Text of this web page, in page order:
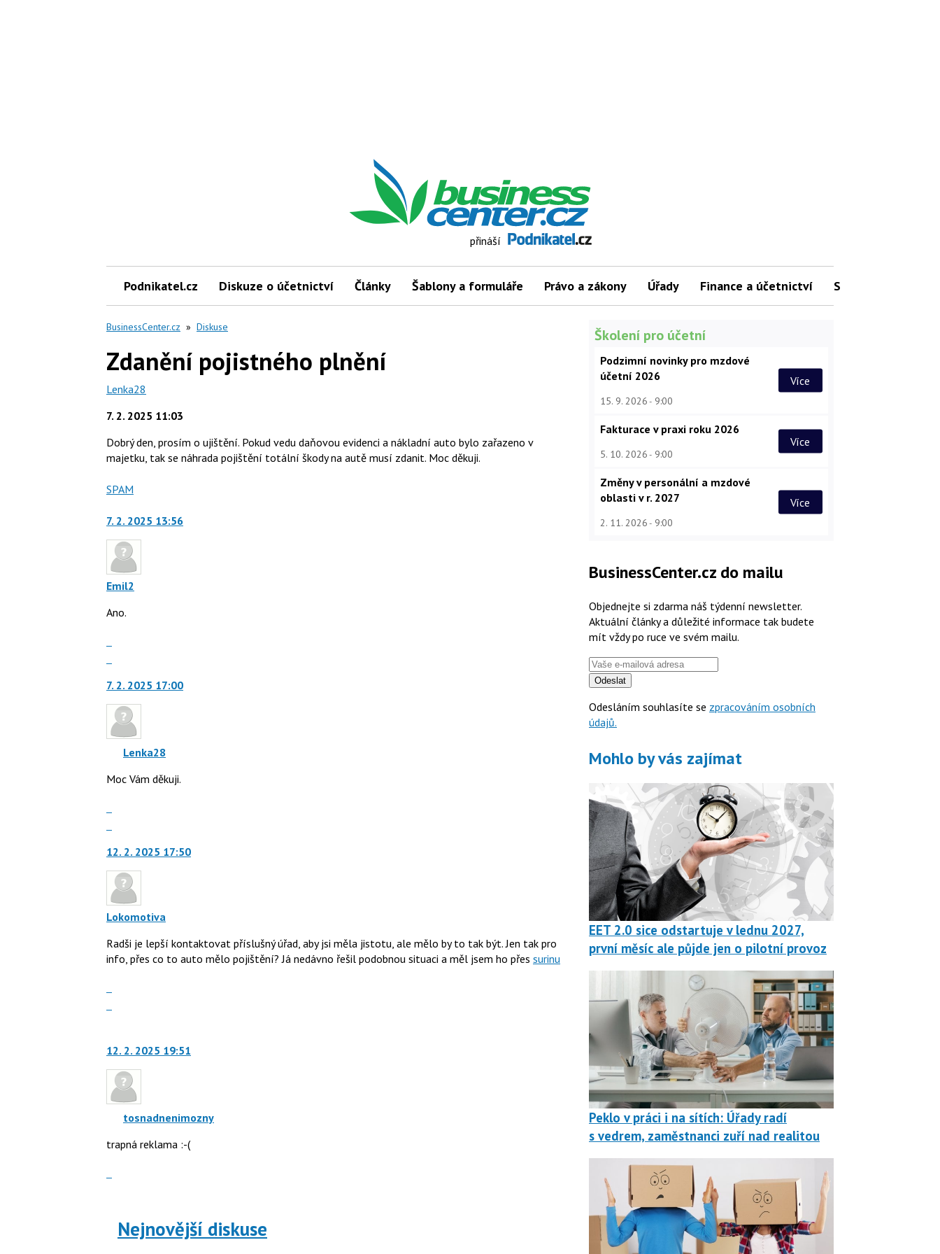
přináší
Podnikatel.cz Diskuze o účetnictví Články Šablony a formuláře Právo a zákony Úřady Finance a účetnictví Slovníček pojmů
BusinessCenter.cz » Diskuse
Zdanění pojistného plnění
Lenka28
7. 2. 2025 11:03
Dobrý den, prosím o ujištění. Pokud vedu daňovou evidenci a nákladní auto bylo zařazeno v
majetku, tak se náhrada pojištění totální škody na autě musí zdanit. Moc děkuji.
Nahlásit
jako
SPAM
7. 2. 2025 13:56
Emil2
Ano.
další
nový
názor.
navigaci
použít
následující
a
P
pro
předchozí
názor
7. 2. 2025 17:00
Lenka28
Moc Vám děkuji.
další
nový
názor.
navigaci
použít
i
P
pro
předchozí
nový
názor
12. 2. 2025 17:50
Lokomotiva
Radši je lepší kontaktovat příslušný úřad, aby jsi měla jistotu, ale mělo by to tak být. Jen tak pro
info, přes co to auto mělo pojištění? Já nedávno řešil podobnou situaci a měl jsem ho přes surinu
nový
K
navigaci
použít
i
P
12. 2. 2025 19:51
tosnadnenimozny
trapná reklama :-(
Nejnovější diskuse
Školení pro účetní
Podzimní novinky pro mzdové
účetní 2026
15. 9. 2026 9:00
Více
Fakturace v praxi roku 2026
5. 10. 2026 9:00
Více
Změny v personální a mzdové
oblasti v r. 2027
2. 11. 2026 9:00
Více
BusinessCenter.cz do mailu
Objednejte si zdarma náš týdenní newsletter.
Aktuální články a důležité informace tak budete
mít vždy po ruce ve svém mailu.
Odeslat
Odesláním souhlasíte se zpracováním osobních
údajů.
Mohlo by vás zajímat
EET 2.0 sice odstartuje v lednu 2027,
první měsíc ale půjde jen o pilotní provoz
Peklo v práci i na sítích: Úřady radí
s vedrem, zaměstnanci zuří nad realitou